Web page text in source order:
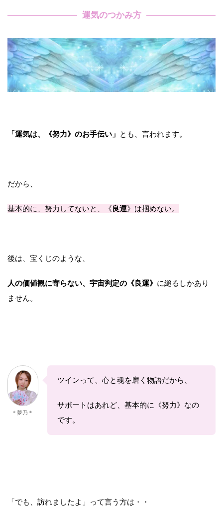
運気のつかみ方
「運気は、《努力》のお手伝い」 とも、言われます。
だから、
基本的に、努力してないと、《良運》は掴めない。
後は、宝くじのような、
人の価値観に寄らない、宇宙判定の《良運》 に縋るしかあり
ません。
＊夢乃＊
ツインって、心と魂を磨く物語だから、
サポートはあれど、基本的に《努力》なの
です。
「でも、訪れましたよ」って言う方は・・